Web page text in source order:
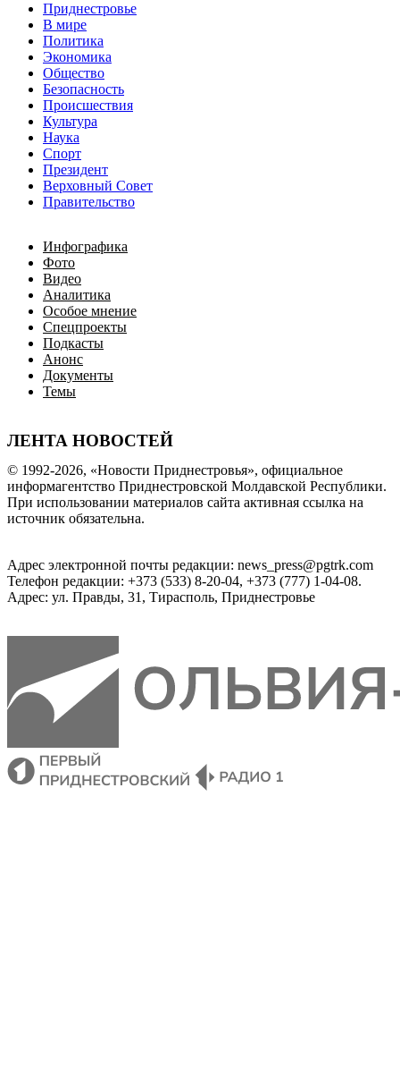
Приднестровье
В мире
Политика
Экономика
Общество
Безопасность
Происшествия
Культура
Наука
Спорт
Президент
Верховный Совет
Правительство
Инфографика
Фото
Видео
Аналитика
Особое мнение
Спецпроекты
Подкасты
Анонс
Документы
Темы
ЛЕНТА НОВОСТЕЙ
© 1992-2026, «Новости Приднестровья», официальное
информагентство Приднестровской Молдавской Республики.
При использовании материалов сайта активная ссылка на
источник обязательна.
Адрес электронной почты редакции: news_press@pgtrk.com
Телефон редакции: +373 (533) 8-20-04, +373 (777) 1-04-08.
Адрес: ул. Правды, 31, Тирасполь, Приднестровье